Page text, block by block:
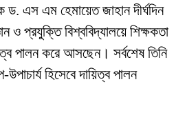
এস এম হেমায়েত জাহান দীর্ঘদিন
ও প্রযুক্তি বিশ্ববিদ্যালয়ে শিক্ষকতা
পালন করে আসছেন। সর্বশেষ তিনি
উপাচার্য হিসেবে দায়িত্ব পালন